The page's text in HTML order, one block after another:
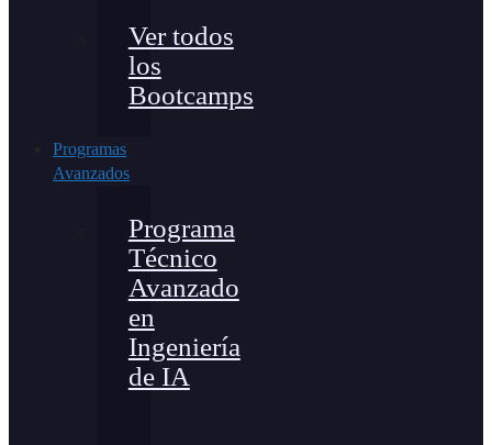
Ver todos
los
Bootcamps
Programas
Avanzados
Programa
Técnico
Avanzado
en
Ingeniería
de IA